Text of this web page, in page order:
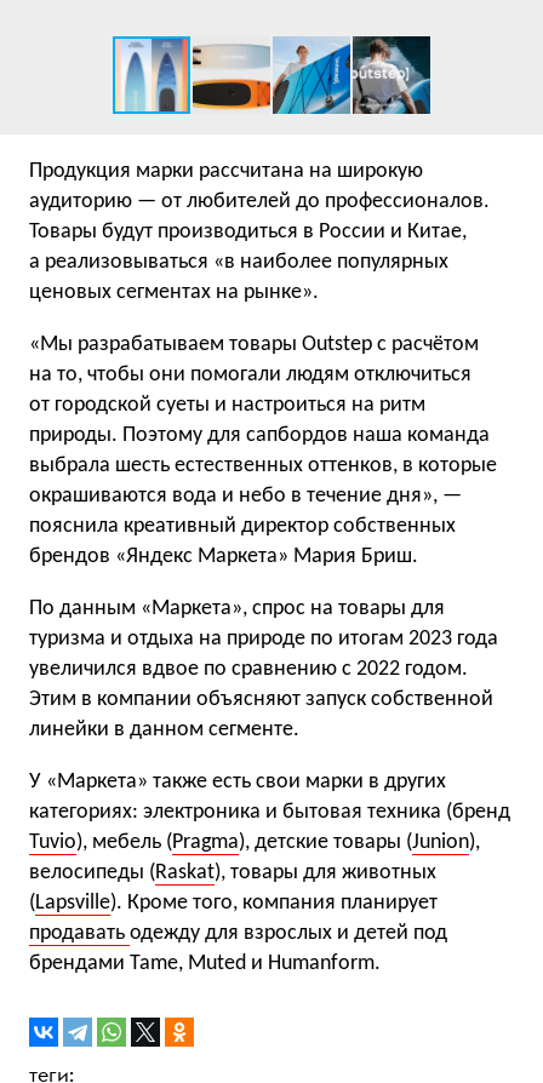
Продукция марки рассчитана на широкую
аудиторию — от любителей до профессионалов.
Товары будут производиться в России и Китае,
а реализовываться «в наиболее популярных
ценовых сегментах на рынке».
«Мы разрабатываем товары Outstep с расчётом
на то, чтобы они помогали людям отключиться
от городской суеты и настроиться на ритм
природы. Поэтому для сапбордов наша команда
выбрала шесть естественных оттенков, в которые
окрашиваются вода и небо в течение дня», —
пояснила креативный директор собственных
брендов «Яндекс Маркета» Мария Бриш.
По данным «Маркета», спрос на товары для
туризма и отдыха на природе по итогам 2023 года
увеличился вдвое по сравнению с 2022 годом.
Этим в компании объясняют запуск собственной
линейки в данном сегменте.
У «Маркета» также есть свои марки в других
категориях: электроника и бытовая техника (бренд
Tuvio), мебель (Pragma), детские товары (Junion),
велосипеды (Raskat), товары для животных
(Lapsville). Кроме того, компания планирует
продавать одежду для взрослых и детей под
брендами Tame, Muted и Humanform.